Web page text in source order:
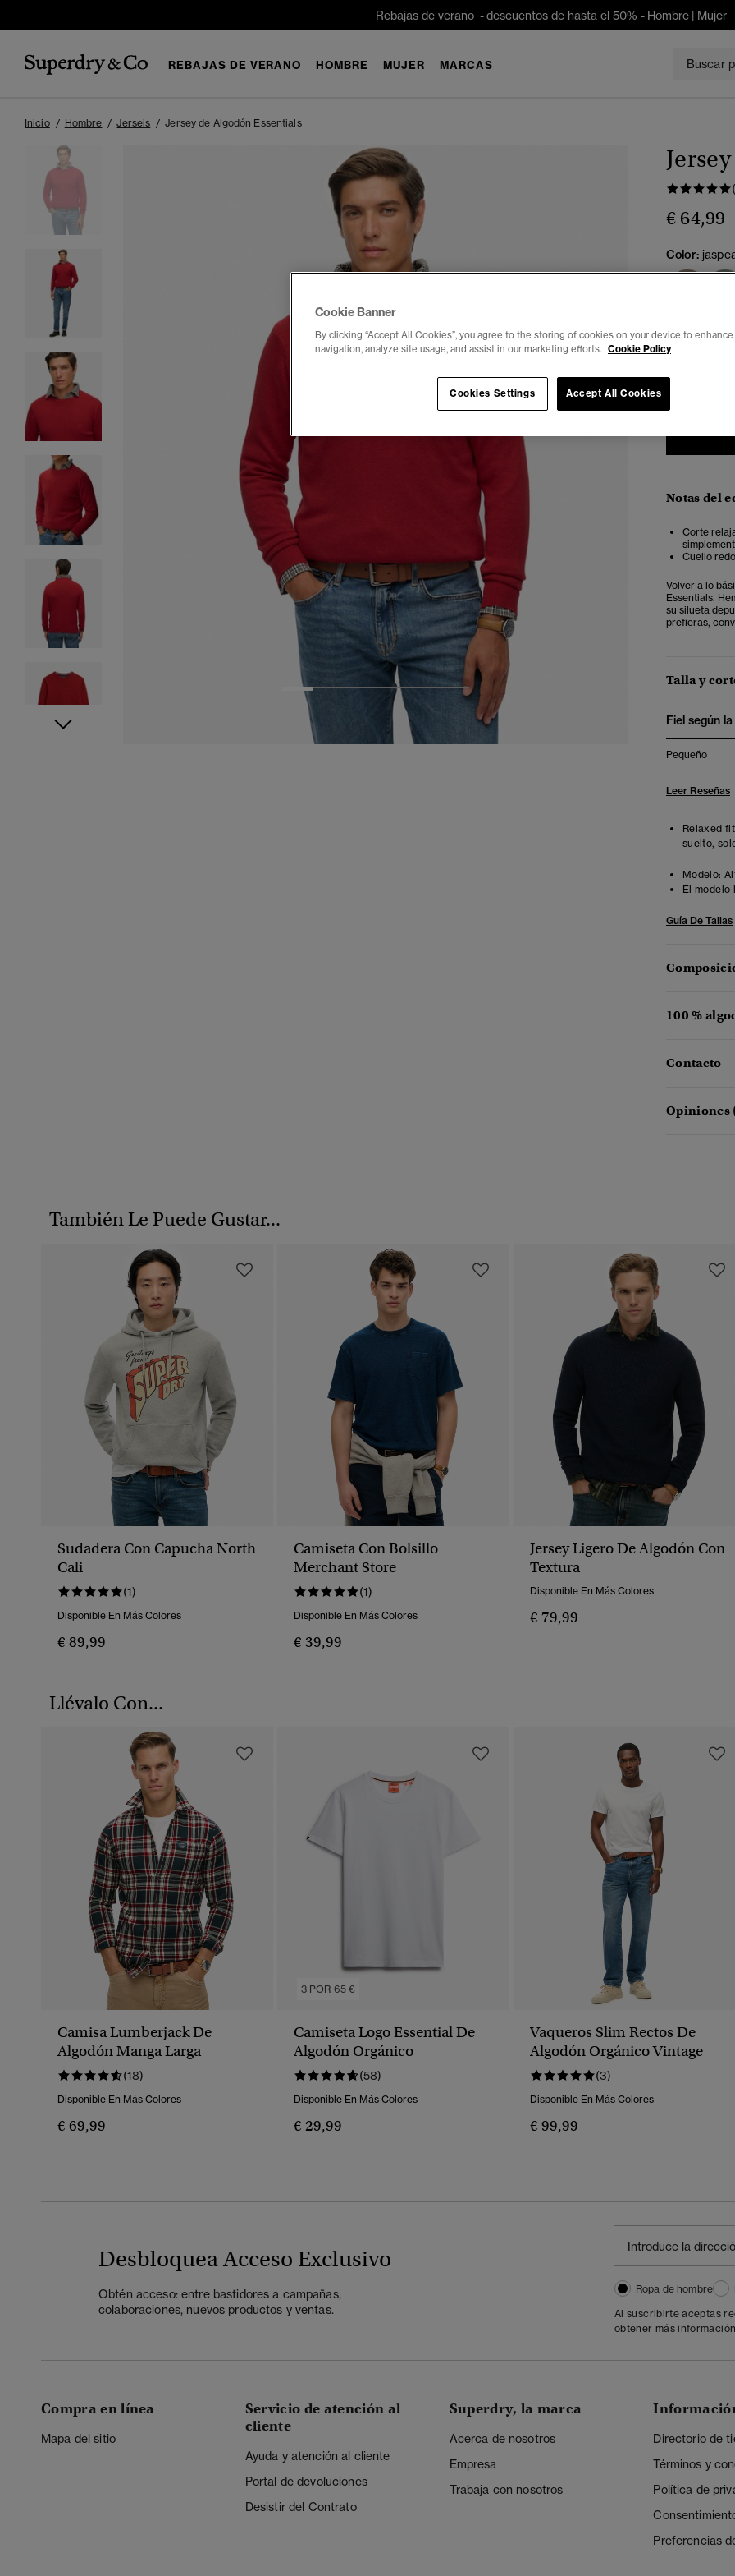
Rebajas de verano - descuentos de hasta el 50% - Hombre | Mujer
REBAJAS DE VERANO HOMBRE MUJER MARCAS
Inicio Hombre Jerseis Jersey de Algodón Essentials
4
€ 64,99
Color:
Seleccionar
Notas del
Corte
Cuello
Volver a lo
Essentials.
su silueta
prefieras,
Talla y
Fiel según
Pequeño
Leer Reseñas
Relaxed
suelto,
Modelo:
El modelo
Guía De Tallas
100 %
Contacto
Opiniones
También Le Puede Gustar...
Sudadera Con Capucha North
Cali
(1)
Disponible En Más Colores
€ 89,99
Camiseta Con Bolsillo
Merchant Store
(1)
Disponible En Más Colores
€ 39,99
Jersey Ligero De Algodón Con
Textura
Disponible En Más Colores
€ 79,99
Llévalo Con...
Camisa Lumberjack De
Algodón Manga Larga
(18)
Disponible En Más Colores
€ 69,99
3 POR 65 €
Camiseta Logo Essential De
Algodón Orgánico
(58)
Disponible En Más Colores
€ 29,99
Vaqueros Slim Rectos De
Algodón Orgánico Vintage
(3)
Disponible En Más Colores
€ 99,99
Desbloquea Acceso Exclusivo
Obtén acceso: entre bastidores a campañas,
colaboraciones, nuevos productos y ventas.
Ropa de hombre
Al suscribirte aceptas
obtener más
Compra en línea
Mapa del sitio
Servicio de atención al
cliente
Ayuda y atención al cliente
Portal de devoluciones
Desistir del Contrato
Superdry, la marca
Acerca de nosotros
Empresa
Trabaja con nosotros
Directorio de
Términos y
Política de
Preferencias
Cookie Banner
By clicking “Accept All Cookies”, you agree to the storing of cookies on your device to
navigation, analyze site usage, and assist in our marketing efforts. Cookie Policy
Accept All Cookies
Cookies Settings